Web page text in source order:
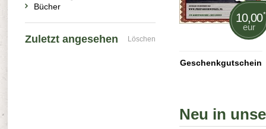
10,00*
eur
Geschenkgutschein
Neu in
Bücher
Zuletzt angesehen Löschen